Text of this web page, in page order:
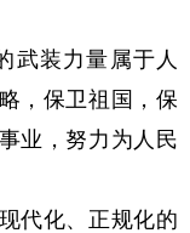
装力量属于人
，保卫祖国，保
业，努力为人民
代化、正规化的